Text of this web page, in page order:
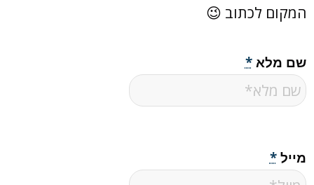
המקום לכתוב 😉
שם מלא*
מייל*